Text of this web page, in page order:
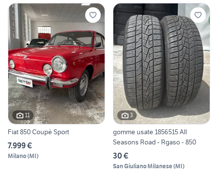
11
Fiat 850 Coupè Sport
7.999 €
Milano(MI)
3
gomme usate 1856515 All
Seasons Road - Rgaso - 850
30 €
San Giuliano Milanese(MI)